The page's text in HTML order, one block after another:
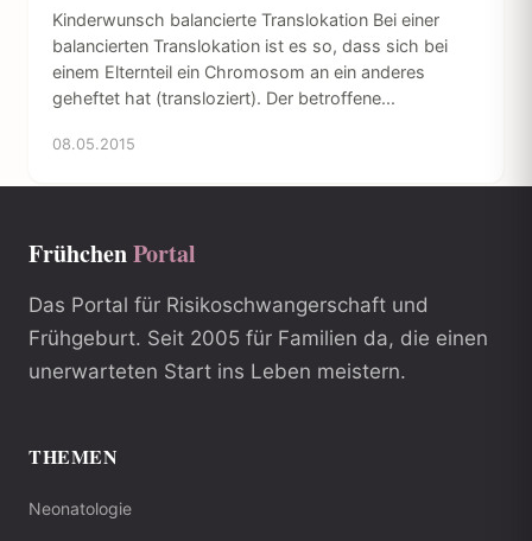
Kinderwunsch balancierte Translokation Bei einer
balancierten Translokation ist es so, dass sich bei
einem Elternteil ein Chromosom an ein anderes
geheftet hat (transloziert). Der betroffene...
08.05.2015
FrühchenPortal
Das Portal für Risikoschwangerschaft und
Frühgeburt. Seit 2005 für Familien da, die einen
unerwarteten Start ins Leben meistern.
THEMEN
Neonatologie